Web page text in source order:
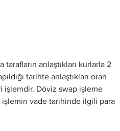
anlaştıkları kurlarla 2
tarihte anlaştıkları oran
işlemdir. Döviz swap işleme
işlemin vade tarihinde ilgili para